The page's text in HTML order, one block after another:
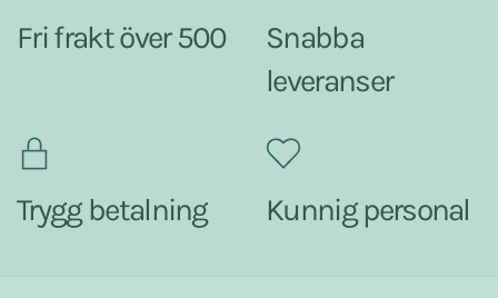
Fri frakt över 500
Snabba
leveranser
Trygg betalning Kunnig personal